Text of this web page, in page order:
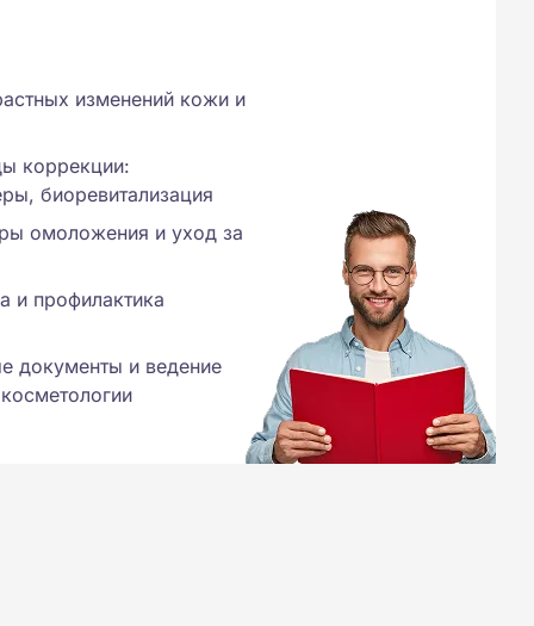
изменений кожи и
коррекции:
биоревитализация
омоложения и уход за
и профилактика
документы и ведение